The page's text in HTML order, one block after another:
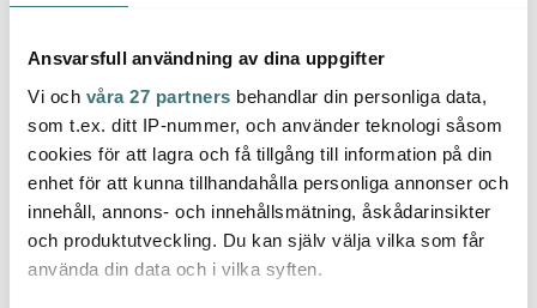
Ansvarsfull användning av dina uppgifter
Vi och våra 27 partners behandlar din personliga data,
som t.ex. ditt IP-nummer, och använder teknologi såsom
cookies för att lagra och få tillgång till information på din
enhet för att kunna tillhandahålla personliga annonser och
innehåll, annons- och innehållsmätning, åskådarinsikter
och produktutveckling. Du kan själv välja vilka som får
använda din data och i vilka syften.
Låt dig inspireras av våra kunder